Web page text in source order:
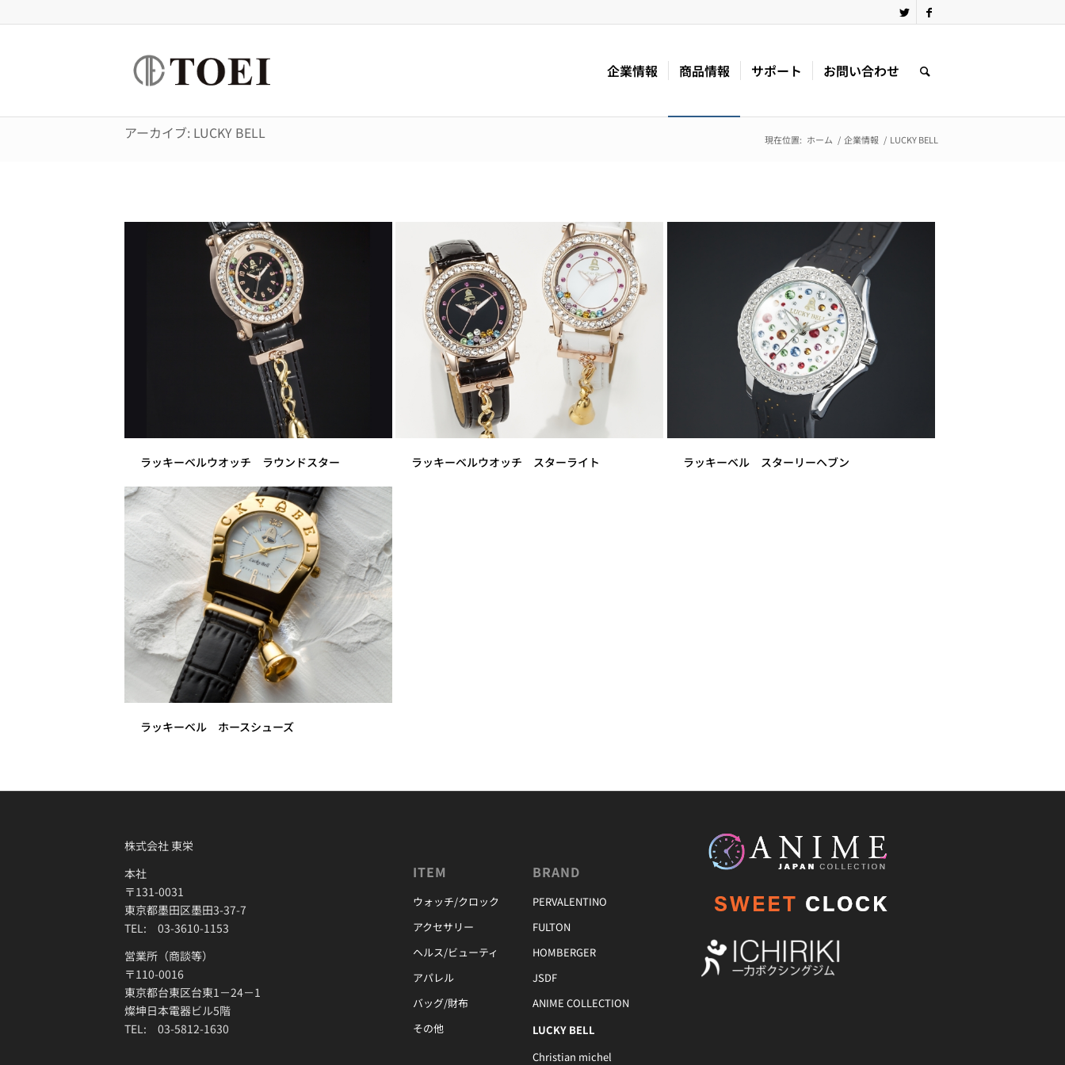
企業情報 商品情報 サポート お問い合わせ
アーカイブ: LUCKY BELL 現在位置: ホーム / 企業情報 / LUCKY BELL
ラッキーベルウオッチ ラウンドスター ラッキーベルウオッチ スターライト ラッキーベル スターリーヘブン
ラッキーベル ホースシューズ
株式会社 東栄
本社
〒131-0031
東京都墨田区墨田3-37-7
TEL: 03-3610-1153
営業所（商談等）
〒110-0016
東京都台東区台東1－24－1
燦坤日本電器ビル5階
TEL: 03-5812-1630
ITEM
ウォッチ/クロック
アクセサリー
ヘルス/ビューティ
アパレル
バッグ/財布
その他
BRAND
PERVALENTINO
FULTON
HOMBERGER
JSDF
ANIME COLLECTION
LUCKY BELL
Christian michel